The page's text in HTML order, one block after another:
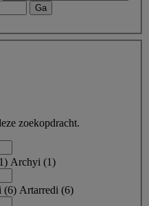
zoekopdracht.
1) Archyi (1)
(6) Artarredi (6)